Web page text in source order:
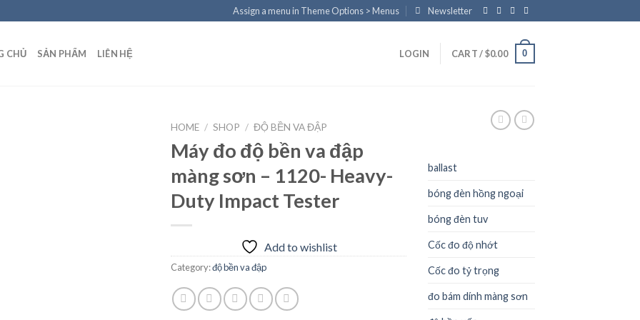
Assign a menu in Theme Options > Menus Newsletter
CHỦ SẢN PHẨM LIÊN HỆ LOGIN CART /$0.00 0
HOME / SHOP / ĐỘ BỀN VA ĐẬP
Máy đo độ bền va đập
màng sơn – 1120- Heavy-
Duty Impact Tester
Add to wishlist
Category:độ bền va đập
ballast
bóng đèn hồng ngoại
bóng đèn tuv
Cốc đo độ nhớt
Cốc đo tỷ trọng
đo bám dính màng sơn